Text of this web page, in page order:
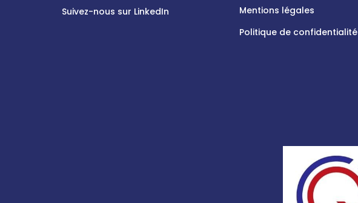
Suivez-nous sur LinkedIn
Mentions légales
Politique de confidentialité